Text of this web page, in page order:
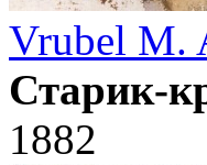
Vrubel M.
Старик-
1882